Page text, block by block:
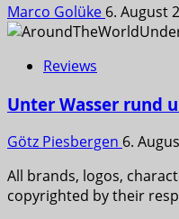
Marco Golüke 6. August
Reviews
Unter Wasser rund
Götz Piesbergen 6.
All brands, logos,
copyrighted by their